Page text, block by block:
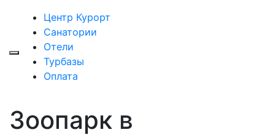
Центр Курорт
Санатории
Отели
Турбазы
Оплата
Зоопарк в